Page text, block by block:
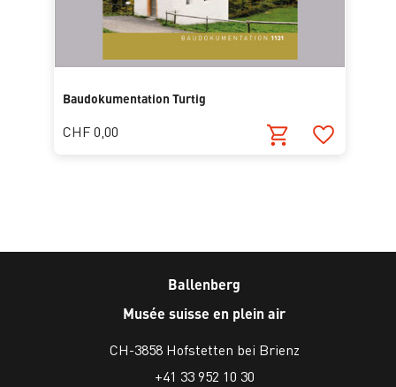
Baudokumentation Turtig
CHF 0,00
Ballenberg
Musée suisse en plein air
CH-3858 Hofstetten bei Brienz
+41 33 952 10 30